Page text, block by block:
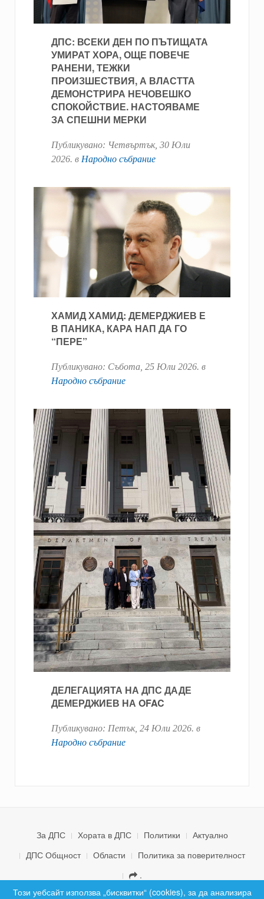
ДПС: ВСЕКИ ДЕН ПО ПЪТИЩАТА
УМИРАТ ХОРА, ОЩЕ ПОВЕЧЕ
РАНЕНИ, ТЕЖКИ
ПРОИЗШЕСТВИЯ, А ВЛАСТТА
ДЕМОНСТРИРА НЕЧОВЕШКО
СПОКОЙСТВИЕ. НАСТОЯВАМЕ
ЗА СПЕШНИ МЕРКИ
Публикувано: Четвъртък, 30 Юли
2026. в Народно събрание
ХАМИД ХАМИД: ДЕМЕРДЖИЕВ Е
В ПАНИКА, КАРА НАП ДА ГО
“ПЕРЕ”
Публикувано: Събота, 25 Юли 2026. в
Народно събрание
ДЕЛЕГАЦИЯТА НА ДПС ДАДЕ
ДЕМЕРДЖИЕВ НА OFAC
Публикувано: Петък, 24 Юли 2026. в
Народно събрание
За ДПС Хората в ДПС Политики
Актуално
ДПС Общност
Области
Политика за поверителност
.
© 2026 ДПС България. Всички права запазени.
Този уебсайт използва „бисквитки“ (cookies), за да анализира